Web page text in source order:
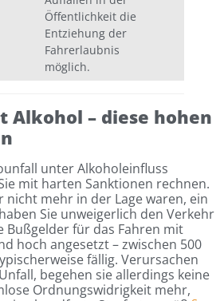
Öffentlichkeit die
Entziehung der
Fahrerlaubnis
möglich.
– diese hohen
unter Alkoholeinfluss
mit harten Sanktionen rechnen.
nicht mehr in der Lage waren, ein
Sie unweigerlich den Verkehr
Bußgelder für das Fahren mit
hoch angesetzt – zwischen 500
fällig. Verursachen
begehen sie allerdings keine
Ordnungswidrigkeit mehr,